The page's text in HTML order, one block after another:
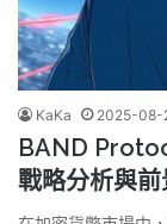
KaKa 2025-08-
BAND
戰略分析與